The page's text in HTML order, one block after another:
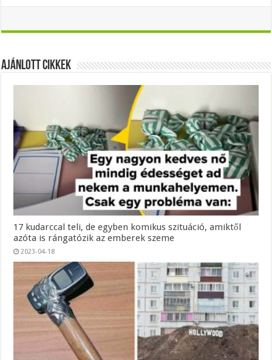
Ajánlott Cikkek
17 kudarccal teli, de egyben komikus szituáció, amiktől
azóta is rángatózik az emberek szeme
2023-04-18